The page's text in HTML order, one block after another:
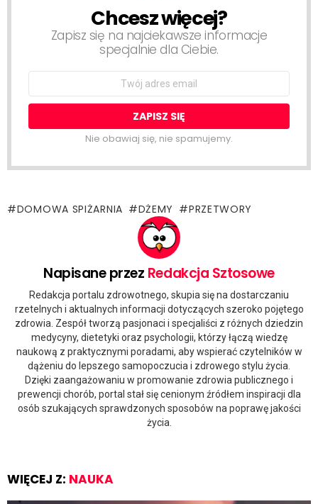
NEWSLETTERChcesz więcej?
Zapisz się na najciekawsze informacje
specjalnie dla Ciebie.
Email
Nie obawiaj się, nie spamujemy.
DOMOWA SPIŻARNIA DŻEMY PRZETWORY
Napisane przez Redakcja Sztosowe
Redakcja portalu zdrowotnego, skupia się na dostarczaniu
rzetelnych i aktualnych informacji dotyczących szeroko pojętego
zdrowia. Zespół tworzą pasjonaci i specjaliści z różnych dziedzin
medycyny, dietetyki oraz psychologii, którzy łączą wiedzę
naukową z praktycznymi poradami, aby wspierać czytelników w
dążeniu do lepszego samopoczucia i zdrowego stylu życia.
Dzięki zaangażowaniu w promowanie zdrowia publicznego i
prewencji chorób, portal stał się cenionym źródłem inspiracji dla
osób szukających sprawdzonych sposobów na poprawę jakości
życia.
WIĘCEJ Z: NAUKA